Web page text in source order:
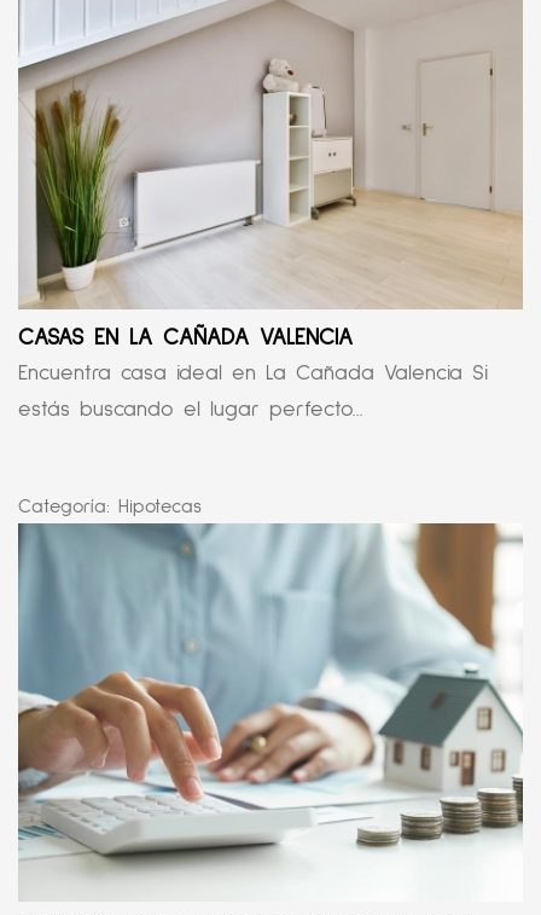
CASAS EN LA CAÑADA VALENCIA
Encuentra casa ideal en La Cañada Valencia Si
estás buscando el lugar perfecto...
Categoría: Hipotecas